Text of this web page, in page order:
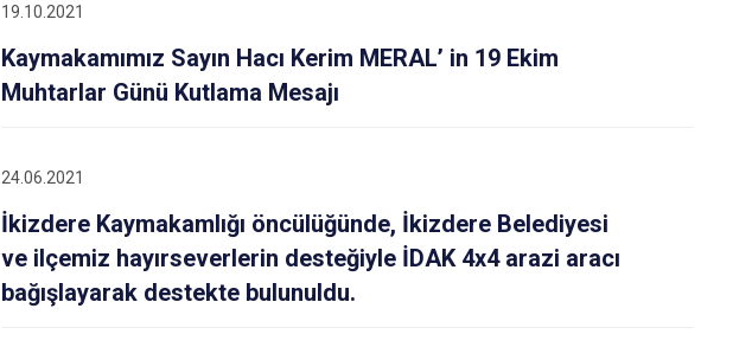
Güneysu
19.10.2021
Kaymakamımız Sayın Hacı Kerim MERAL’ in 19 Ekim
Muhtarlar Günü Kutlama Mesajı
24.06.2021
İkizdere Kaymakamlığı öncülüğünde, İkizdere Belediyesi
ve ilçemiz hayırseverlerin desteğiyle İDAK 4x4 arazi aracı
bağışlayarak destekte bulunuldu.